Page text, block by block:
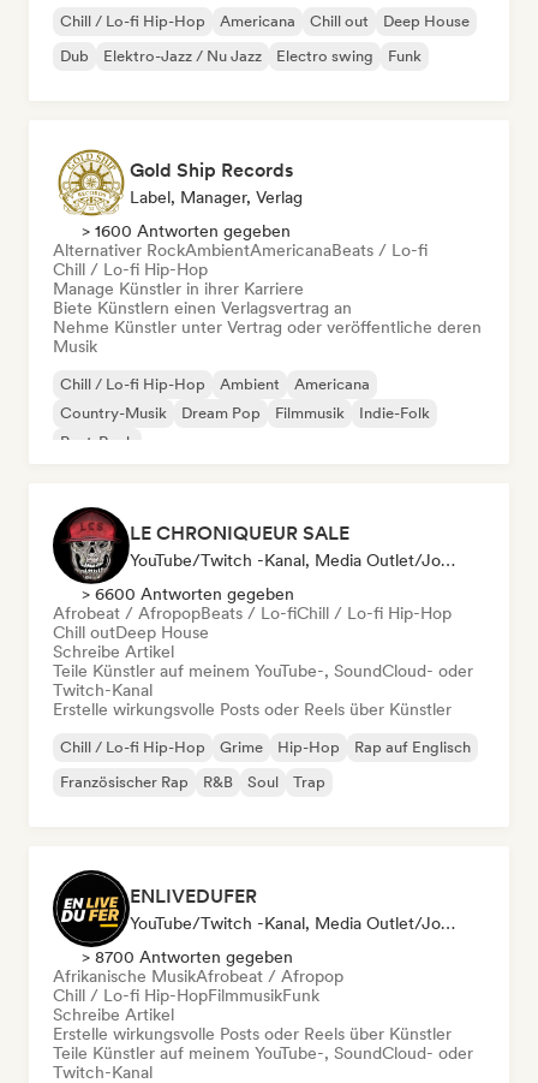
Chill / Lo-fi Hip-Hop Americana Chill out
Deep House
Dub
Elektro-Jazz / Nu Jazz Electro swing Funk
Gold Ship Records
Label, Manager, Verlag
> 1600 Antworten gegeben
Alternativer RockAmbientAmericanaBeats / Lo-fi
Chill / Lo-fi Hip-Hop
Manage Künstler in ihrer Karriere
Biete Künstlern einen Verlagsvertrag an
Nehme Künstler unter Vertrag oder veröffentliche deren
Musik
Chill / Lo-fi Hip-Hop Ambient
Americana
Country-Musik
Dream Pop Filmmusik
Indie-Folk
Post-Rock
LE CHRONIQUEUR SALE
YouTube/Twitch -Kanal, Media Outlet/Journalist, Social Media Influencer
> 6600 Antworten gegeben
Afrobeat / AfropopBeats / Lo-fiChill / Lo-fi Hip-Hop
Chill outDeep House
Schreibe Artikel
Teile Künstler auf meinem YouTube-, SoundCloud- oder
Twitch-Kanal
Erstelle wirkungsvolle Posts oder Reels über Künstler
Chill / Lo-fi Hip-Hop Grime Hip-Hop
Rap auf Englisch
Französischer Rap
R&B Soul Trap
ENLIVEDUFER
YouTube/Twitch -Kanal, Media Outlet/Journalist, Social Media Influencer
> 8700 Antworten gegeben
Afrikanische MusikAfrobeat / Afropop
Chill / Lo-fi Hip-HopFilmmusikFunk
Schreibe Artikel
Erstelle wirkungsvolle Posts oder Reels über Künstler
Teile Künstler auf meinem YouTube-, SoundCloud- oder
Twitch-Kanal